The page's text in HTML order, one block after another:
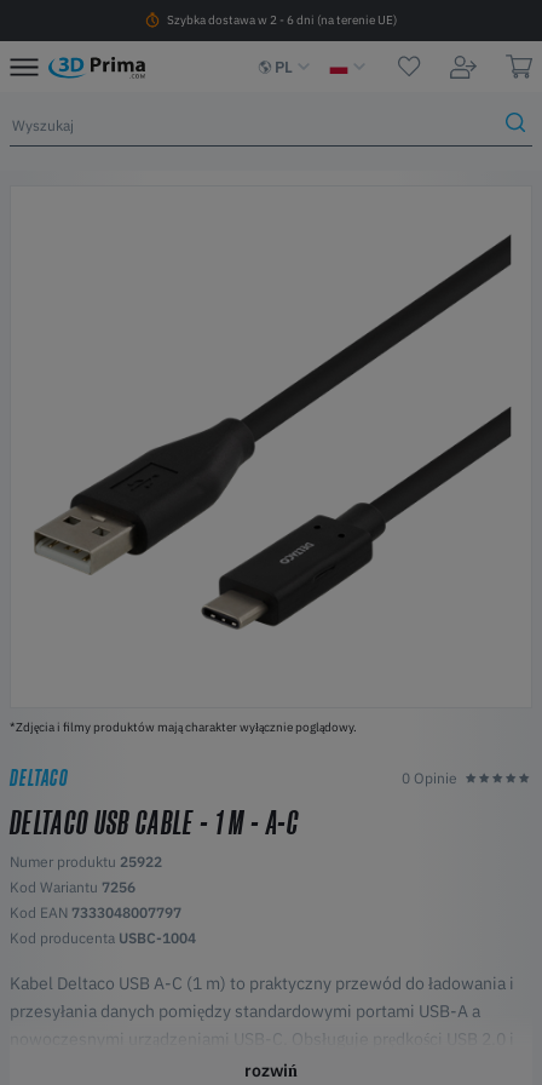
Szybka dostawa w 2 - 6 dni (na terenie UE)
PL
*Zdjęcia i filmy produktów mają charakter wyłącznie poglądowy.
DELTACO 0 Opinie
DELTACO USB CABLE - 1 M - A-C
Numer produktu 25922
Kod Wariantu 7256
Kod EAN 7333048007797
Kod producenta USBC-1004
Kabel Deltaco USB A-C (1 m) to praktyczny przewód do ładowania i
przesyłania danych pomiędzy standardowymi portami USB-A a
nowoczesnymi urządzeniami USB-C. Obsługuje prędkości USB 2.0 i
zapewnia stabilne, bezpieczne połączenie ze smartfonami,
rozwiń